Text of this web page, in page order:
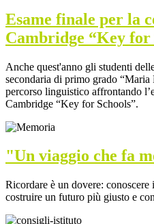
Esame finale per la
Cambridge “Key for
Anche quest'anno gli studenti
secondaria di primo grado
percorso linguistico affrontando
Cambridge “Key for Schools”.
"Un viaggio che fa
Ricordare è un dovere: conoscere
costruire un futuro più giusto e